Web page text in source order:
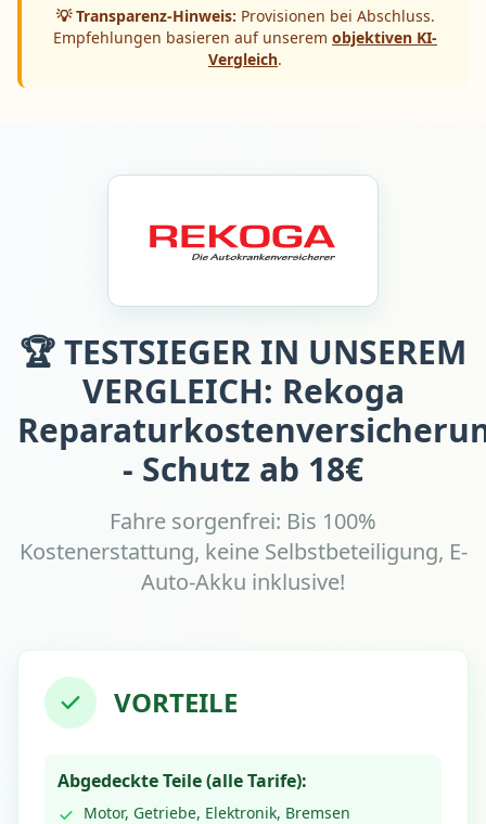
💡 Transparenz-Hinweis: Provisionen bei Abschluss.
Empfehlungen basieren auf unserem objektiven KI-
Vergleich.
🏆 TESTSIEGER IN UNSEREM
VERGLEICH: Rekoga
- Schutz ab 18€
Fahre sorgenfrei: Bis 100%
Kostenerstattung, keine Selbstbeteiligung, E-
Auto-Akku inklusive!
VORTEILE
Abgedeckte Teile (alle Tarife):
Motor, Getriebe, Elektronik, Bremsen